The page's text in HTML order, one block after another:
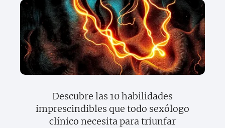
Descubre las 10 habilidades
imprescindibles que todo sexólogo
clínico necesita para triunfar